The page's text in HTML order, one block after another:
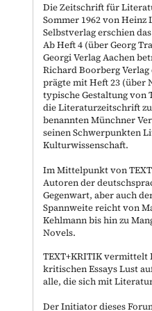
Die Zeitschrift für
Sommer 1962 von
Selbstverlag erschien
Ab Heft 4 (über Georg
Georgi Verlag Aachen
Richard Boorberg
prägte mit Heft 23 (über
typische Gestaltung von
die Literaturzeitschrift
benannten Münchner
seinen Schwerpunkten
Kulturwissenschaft.
Im Mittelpunkt von
Autoren der
Gegenwart, aber auch
Spannweite reicht von
Kehlmann bis hin zu
Novels.
TEXT+KRITIK
kritischen Essays Lust
alle, die sich mit
Der Initiator dieses